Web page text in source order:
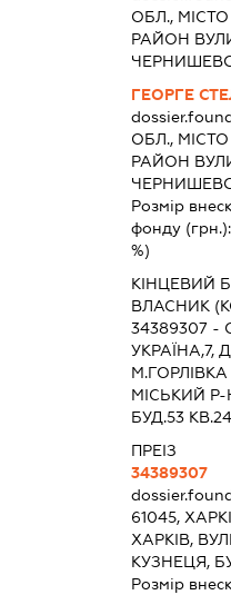
ОБЛ.,
РАЙОН
ГЕОРГЕ
ОБЛ.,
РАЙОН
Розмір
фонду (грн.):
%)
КІНЦЕВИЙ
ВЛАСНИК
34389307 -
УКРАЇНА,7,
МІСЬКИЙ Р-
БУД.53 КВ.24
ПРЕІЗ
34389307
61045,
ХАРКІВ,
КУЗНЕЦЯ,
Розмір